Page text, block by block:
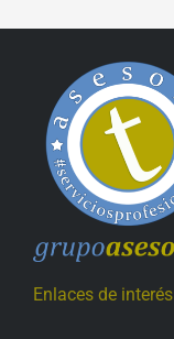
Enlaces de interés